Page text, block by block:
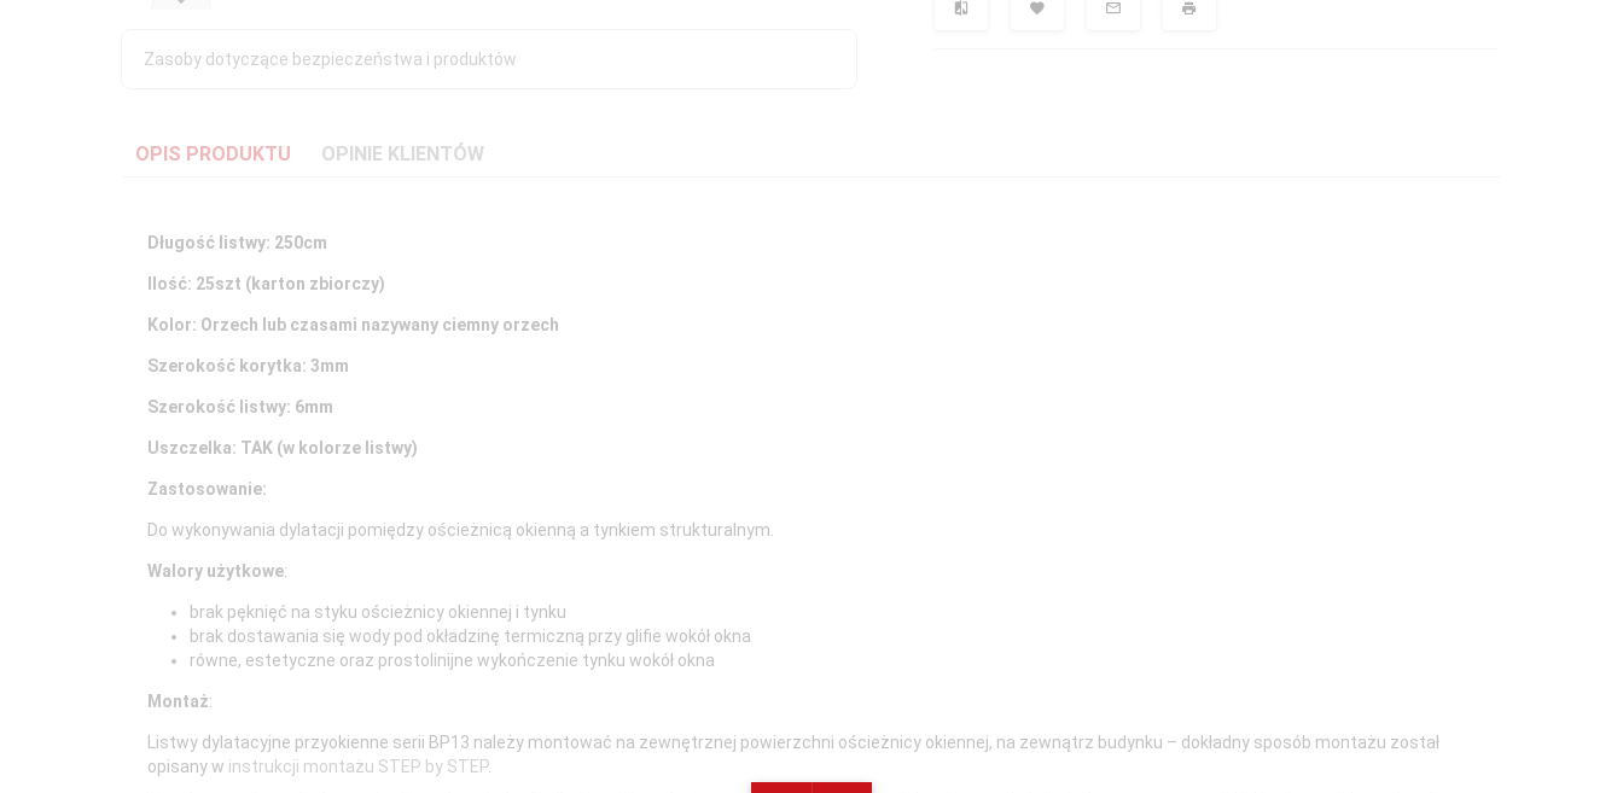
Zasoby dotyczące bezpieczeństwa i produktów
OPIS PRODUKTU OPINIE KLIENTÓW
Długość listwy: 250cm
Ilość: 25szt (karton zbiorczy)
Kolor: Orzech lub czasami nazywany ciemny orzech
Szerokość korytka: 3mm
Szerokość listwy: 6mm
Uszczelka: TAK (w kolorze listwy)
Zastosowanie:
Do wykonywania dylatacji pomiędzy ościeżnicą okienną a tynkiem strukturalnym.
Walory użytkowe:
brak pęknięć na styku ościeżnicy okiennej i tynku
brak dostawania się wody pod okładzinę termiczną przy glifie wokół okna
równe, estetyczne oraz prostolinijne wykończenie tynku wokół okna
Montaż:
Listwy dylatacyjne przyokienne serii BP13 należy montować na zewnętrznej powierzchni ościeżnicy okiennej, na zewnątrz budynku – dokładny sposób montażu został
opisany w instrukcji montażu STEP by STEP.